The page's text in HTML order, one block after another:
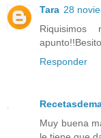
Tara 28
Responder
Muy buena